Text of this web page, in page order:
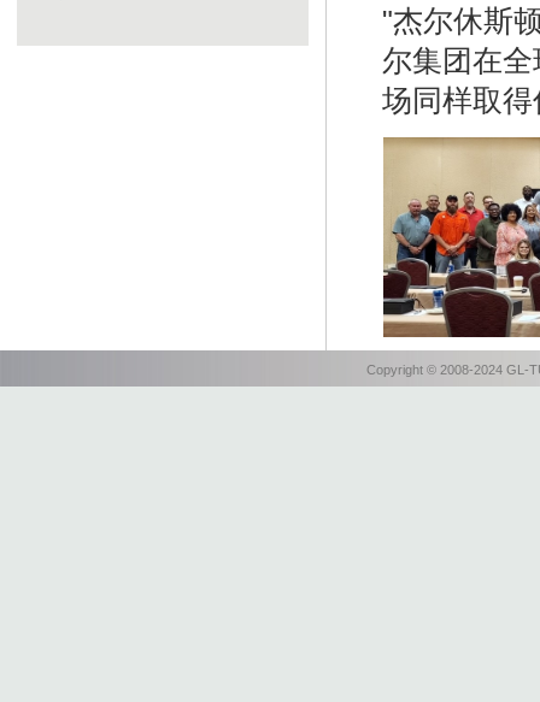
"杰尔休斯
尔集团在
场同样取
Copyright © 2008-2024 GL-